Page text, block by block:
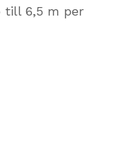
till 6,5 m per